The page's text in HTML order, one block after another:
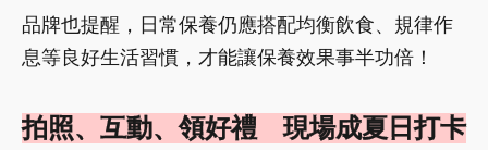
品牌也提醒，日常保養仍應搭配均衡飲食、規律作
息等良好生活習慣，才能讓保養效果事半功倍！
拍照、互動、領好禮 現場成夏日打卡